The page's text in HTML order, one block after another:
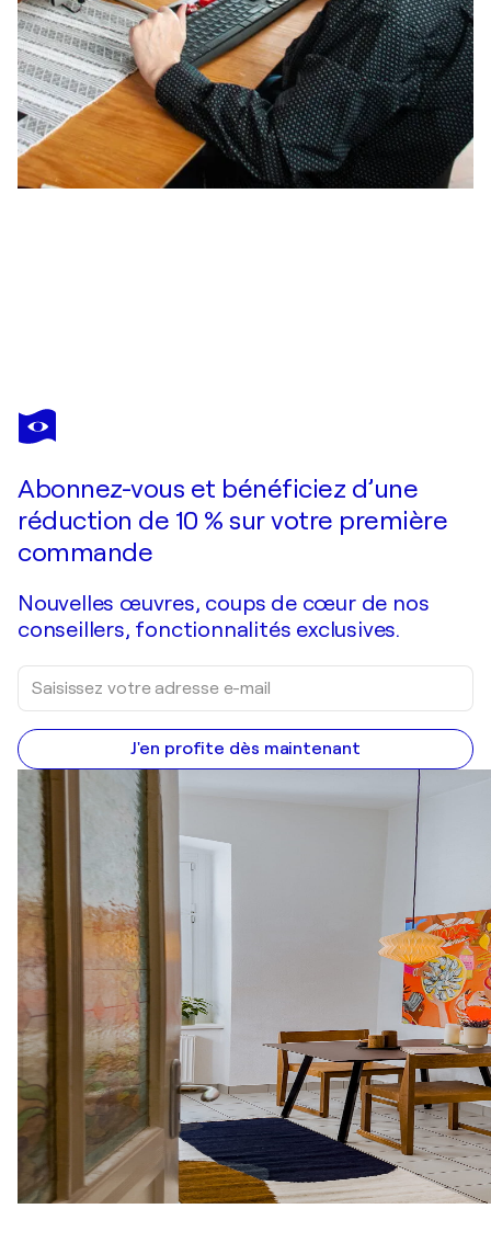
IGORS BARULINS
Abonnez-vous et bénéficiez d’une
réduction de 10 % sur votre première
commande
Nouvelles œuvres, coups de cœur de nos
conseillers, fonctionnalités exclusives.
J'en profite dès maintenant